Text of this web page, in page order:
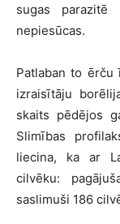
sugas
nepiesūcas.
Patlaban to ērču
izraisītāju
skaits pēdējos
Slimības
liecina, ka ar
cilvēku:
saslimuši 186